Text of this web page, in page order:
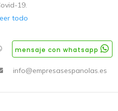
19.
todo
mensaje con whatsapp
info@empresasespanolas.es